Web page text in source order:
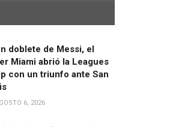
doblete de Messi, el
Miami abrió la Leagues
con un triunfo ante San
6, 2026